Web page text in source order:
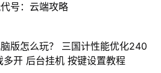
号：云端攻略
版怎么玩？ 三国计性能优化240
多开 后台挂机 按键设置教程